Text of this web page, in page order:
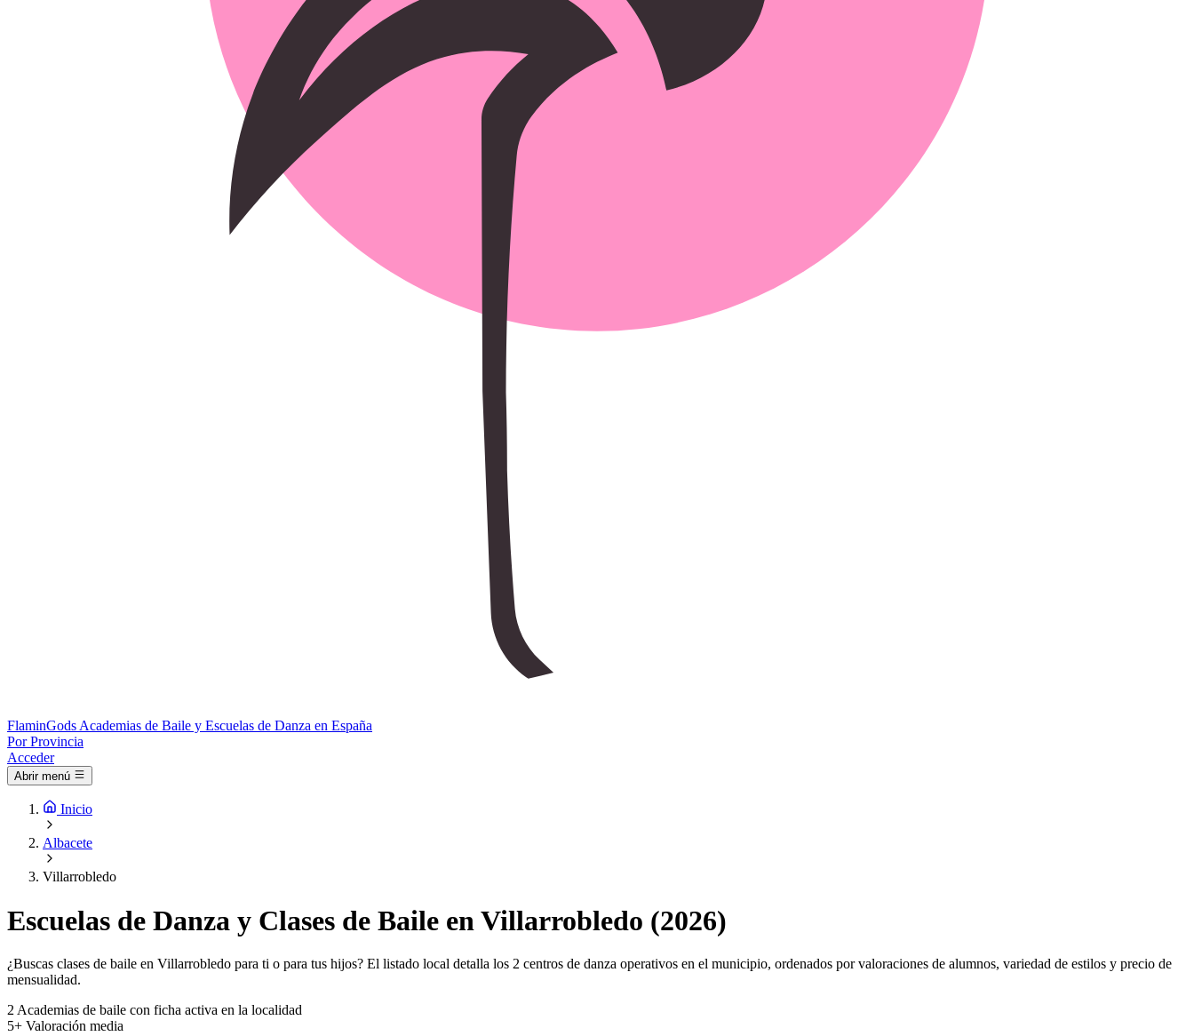
FlaminGods Academias de Baile y Escuelas de Danza en España
Por Provincia
Acceder
Abrir menú
Inicio
Albacete
Villarrobledo
Escuelas de Danza y Clases de Baile en Villarrobledo (2026)
¿Buscas clases de baile en Villarrobledo para ti o para tus hijos? El listado local detalla los 2 centros de danza operativos en el municipio, ordenados por valoraciones de alumnos, variedad de estilos y precio de
mensualidad.
2 Academias de baile con ficha activa en la localidad
5+ Valoración media